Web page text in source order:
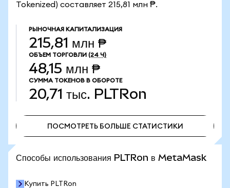
Tokenized) составляет 215,81 млн ₱.
РЫНОЧНАЯ КАПИТАЛИЗАЦИЯ
215,81 млн ₱
ОБЪЕМ ТОРГОВЛИ (24 Ч)
48,15 млн ₱
СУММА ТОКЕНОВ В ОБОРОТЕ
20,71 тыс. PLTRon
ПОСМОТРЕТЬ БОЛЬШЕ СТАТИСТИКИ
Способы использования PLTRon в MetaMask
Купить PLTRon